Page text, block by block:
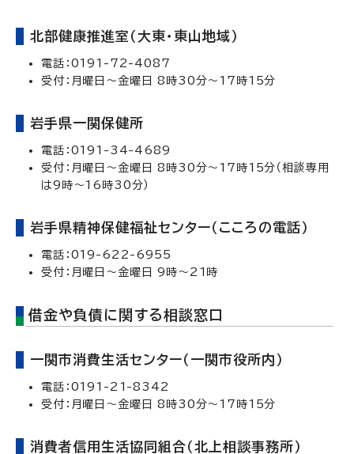
北部健康推進室（大東・東山地域）
電話：0191-72-4087
受付：月曜日～金曜日 8時30分～17時15分
岩手県一関保健所
電話：0191-34-4689
受付：月曜日～金曜日 8時30分～17時15分（相談専用
は9時～16時30分）
岩手県精神保健福祉センター（こころの電話）
電話：019-622-6955
受付：月曜日～金曜日 9時～21時
借金や負債に関する相談窓口
一関市消費生活センター（一関市役所内）
電話：0191-21-8342
受付：月曜日～金曜日 8時30分～17時15分
消費者信用生活協同組合（北上相談事務所）